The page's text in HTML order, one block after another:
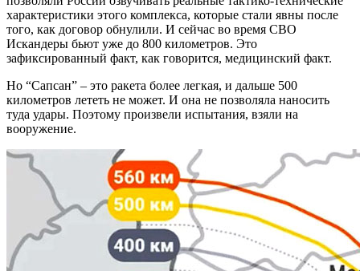
характеристики этого комплекса, которые стали явны после
того, как договор обнулили. И сейчас во время СВО
Искандеры бьют уже до 800 километров. Это
зафиксированный факт, как говорится, медицинский факт.
Но “Сапсан” – это ракета более легкая, и дальше 500
километров лететь не может. И она не позволяла наносить
туда удары. Поэтому произвели испытания, взяли на
вооружение.